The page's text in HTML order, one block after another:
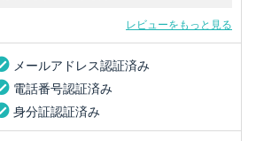
レビューをもっと見る
メールアドレス認証済み
電話番号認証済み
身分証認証済み